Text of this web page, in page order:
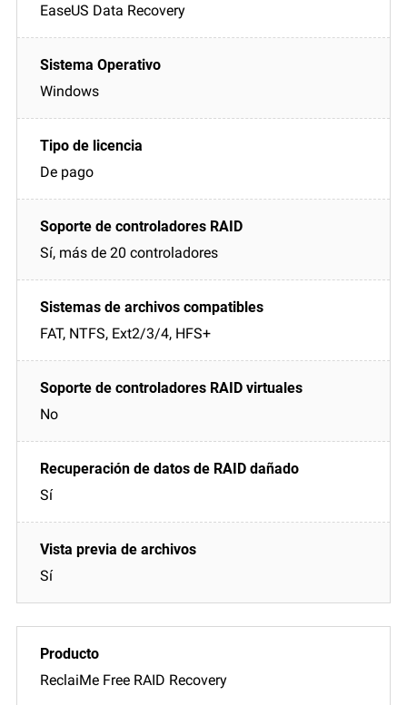
EaseUS Data Recovery
Windows
De pago
Sí, más de 20 controladores
FAT, NTFS, Ext2/3/4, HFS+
No
Sí
Sí
ReclaiMe Free RAID Recovery